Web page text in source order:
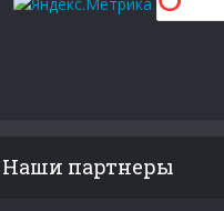
Наши партнеры